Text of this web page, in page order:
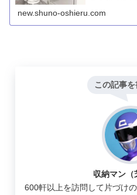
す。その場合は
ります。
new.shuno-oshieru.com
この記事を
収納マン（
600軒以上を訪問して片づけ